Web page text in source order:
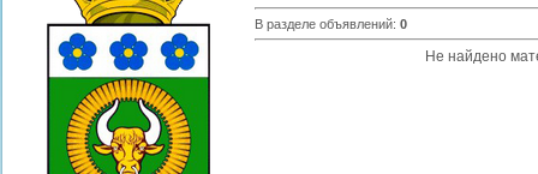
В разделе объявлений: 0
Не найдено